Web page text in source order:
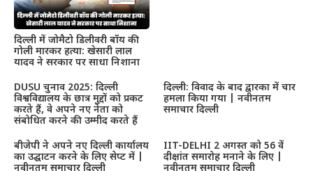
दिल्ली में जोमैटो डिलीवरी बॉय की
गोली मारकर हत्या: खेसारी लाल
यादव ने सरकार पर साधा निशाना
DUSU चुनाव 2025: दिल्ली
विश्वविद्यालय के छात्र मुद्दों को प्रकट
करते हैं, वे अपने नए नेता को
संबोधित करने की उम्मीद करते हैं
दिल्ली: विवाद के बाद द्वारका में चार
हमला किया गया | नवीनतम
समाचार दिल्ली
बीजेपी ने अपने नए दिल्ली कार्यालय
का उद्घाटन करने के लिए सेप्ट में |
IIT-DELHI 2 अगस्त को 56 वें
दीक्षांत समारोह मनाने के लिए |